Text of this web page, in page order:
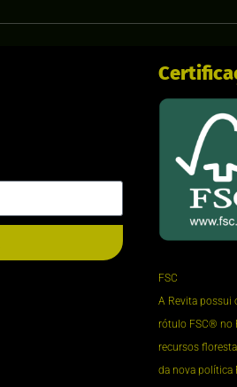
FSC
A Revita possui
rótulo FSC®️ no
recursos
da nova política